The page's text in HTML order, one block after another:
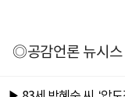
◎공감언론 뉴시스